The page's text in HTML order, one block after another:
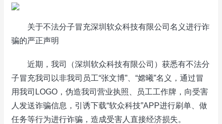
关于不法分子冒充深圳软众科技有限公司名义进行诈
骗的严正声明
近期，我司（深圳软众科技有限公司）获悉有不法分
子冒充我司以非我司员工“张文博”、“嫦曦”名义，通过冒
用我司LOGO，伪造我司营业执照、员工工作牌，向受害
人发送诈骗信息，引诱下载“软众科技”APP进行刷单、做
任务等行为进行诈骗，造成受害人直接经济损失。